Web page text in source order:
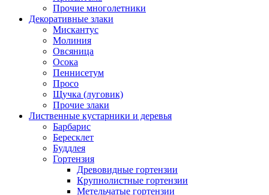
Прочие многолетники
Декоративные злаки
Мискантус
Молиния
Овсяница
Осока
Пеннисетум
Просо
Щучка (луговик)
Прочие злаки
Лиственные кустарники и деревья
Барбарис
Бересклет
Буддлея
Гортензия
Древовидные гортензии
Крупнолистные гортензии
Метельчатые гортензии